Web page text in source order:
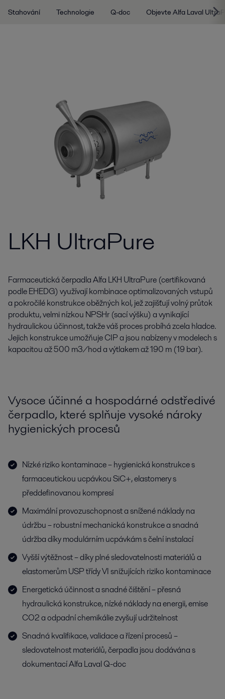
Stahování Technologie Q-doc Objevte Alfa Laval
LKH UltraPure
Farmaceutická čerpadla Alfa LKH UltraPure (certifikovaná
podle EHEDG) využívají kombinace optimalizovaných vstupů
a pokročilé konstrukce oběžných kol, jež zajišťují volný průtok
produktu, velmi nízkou NPSHr (sací výšku) a vynikající
hydraulickou účinnost, takže váš proces probíhá zcela hladce.
Jejich konstrukce umožňuje CIP a jsou nabízeny v modelech s
kapacitou až 500 m3/hod a výtlakem až 190 m (19 bar).
Vysoce účinné a hospodárné odstředivé
čerpadlo, které splňuje vysoké nároky
hygienických procesů
Nízké riziko kontaminace – hygienická konstrukce s
farmaceutickou ucpávkou SiC+, elastomery s
předdefinovanou kompresí
Maximální provozuschopnost a snížené náklady na
údržbu – robustní mechanická konstrukce a snadná
údržba díky modulárním ucpávkám s čelní instalací
Vyšší výtěžnost – díky plné sledovatelnosti materiálů a
elastomerům USP třídy VI snižujících riziko kontaminace
Energetická účinnost a snadné čištění – přesná
hydraulická konstrukce, nízké náklady na energii, emise
CO2 a odpadní chemikálie zvyšují udržitelnost
Snadná kvalifikace, validace a řízení procesů –
sledovatelnost materiálů, čerpadla jsou dodávána s
dokumentací Alfa Laval Q-doc